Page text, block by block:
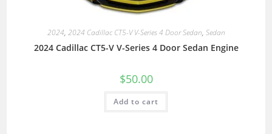
2024, 2024 Cadillac CT5-V V-Series 4 Door Sedan, Sedan
2024 Cadillac CT5-V V-Series 4 Door Sedan Engine
$50.00
Add to cart